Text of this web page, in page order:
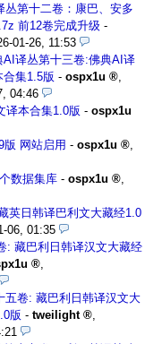
丛第十二卷：康巴、安多
前12卷完成升级 -
01-26, 11:53
AI译丛第十三卷:佛典AI译
合集1.5版 - ospx1u
04:46
译本合集1.0版 - ospx1u
版 网站启用 - ospx1u
数据集库 - ospx1u
英日韩译巴利文大藏经1.0
06, 01:35
: 藏巴利日韩译汉文大藏经
五卷: 藏巴利日韩译汉文大
版 - tweilight